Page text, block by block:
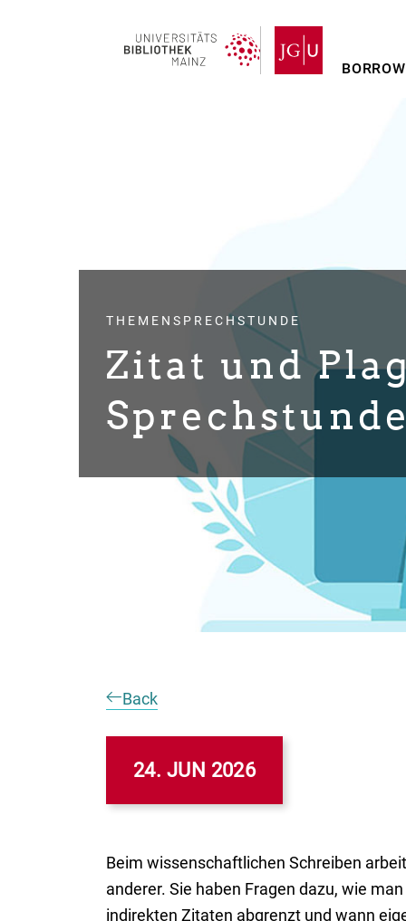
BORROW
THEMENSPRECHSTUNDE
Zitat und
Back
24. JUN 2026
Beim wissenschaftlichen Schreiben
anderer. Sie haben Fragen dazu, wie
indirekten Zitaten abgrenzt und wann